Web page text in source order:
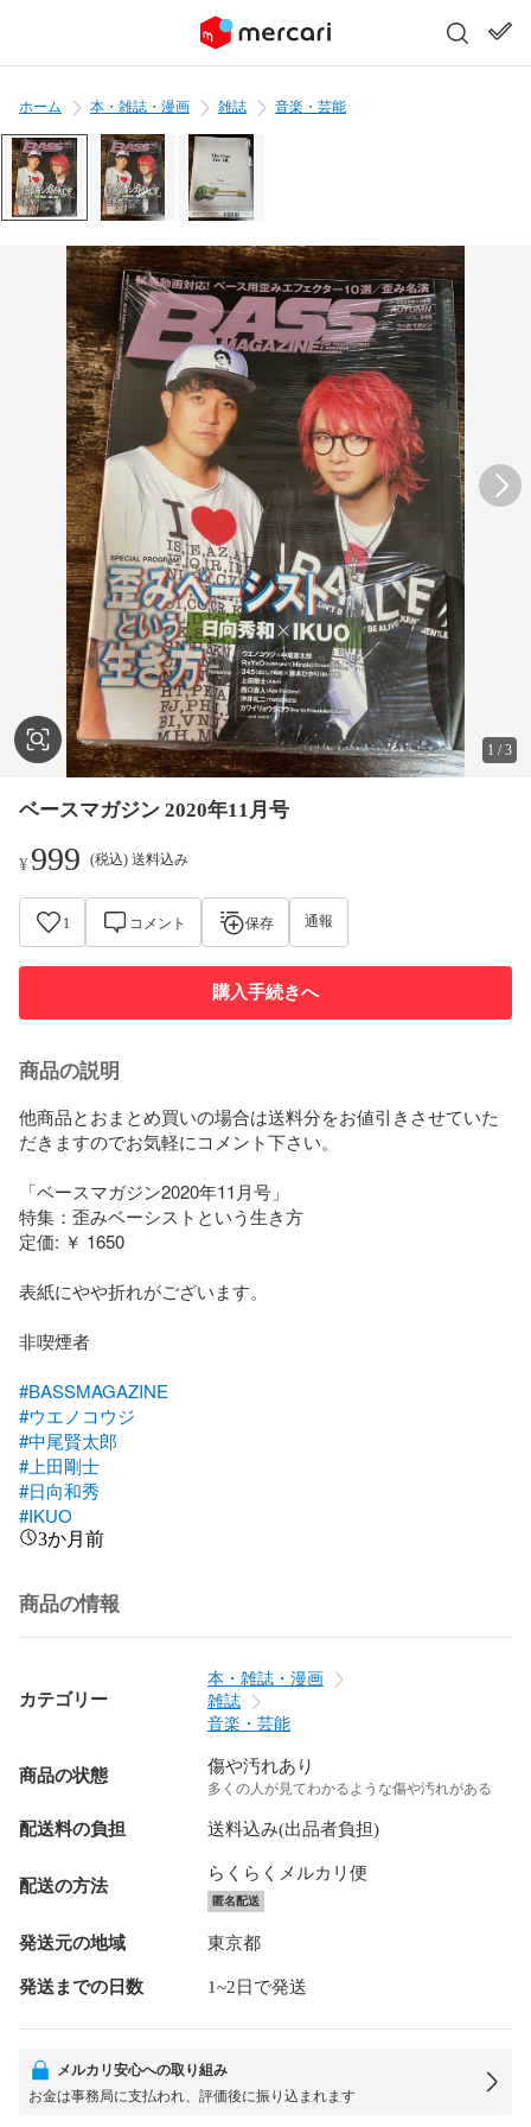
ホーム 本・雑誌・漫画 雑誌 音楽・芸能
1 /3
ベースマガジン 2020年11月号
¥999 (税込) 送料込み
1 コメント 保存 通報
購入手続きへ
商品の説明
他商品とおまとめ買いの場合は送料分をお値引きさせていた
だきますのでお気軽にコメント下さい。
「ベースマガジン2020年11月号」
特集：歪みベーシストという生き方
定価: ￥ 1650
表紙にやや折れがございます。
非喫煙者
#BASSMAGAZINE
#ウエノコウジ
#中尾賢太郎
#上田剛士
#日向和秀
#IKUO
3か月前
商品の情報
カテゴリー
本・雑誌・漫画
雑誌
音楽・芸能
商品の状態 傷や汚れあり
多くの人が見てわかるような傷や汚れがある
配送料の負担 送料込み(出品者負担)
配送の方法
らくらくメルカリ便
匿名配送
発送元の地域 東京都
発送までの日数 1~2日で発送
メルカリ安心への取り組み
お金は事務局に支払われ、評価後に振り込まれます